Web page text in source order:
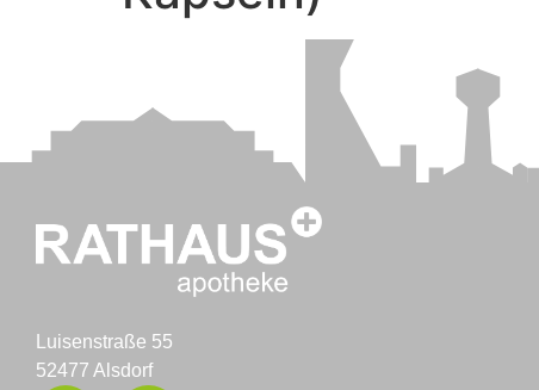
Luisenstraße 55
52477 Alsdorf